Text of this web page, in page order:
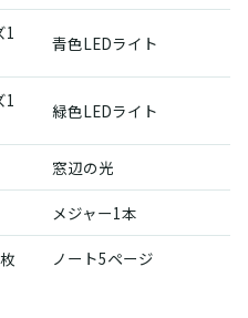
1
青色LEDライト
1
緑色LEDライト
窓辺の光
メジャー1本
ノート5ページ